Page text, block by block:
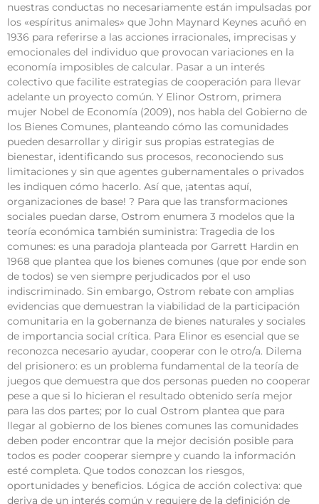
nuestras conductas no necesariamente están impulsadas por
los «espíritus animales» que John Maynard Keynes acuñó en
1936 para referirse a las acciones irracionales, imprecisas y
emocionales del individuo que provocan variaciones en la
economía imposibles de calcular. Pasar a un interés
colectivo que facilite estrategias de cooperación para llevar
adelante un proyecto común. Y Elinor Ostrom, primera
mujer Nobel de Economía (2009), nos habla del Gobierno de
los Bienes Comunes, planteando cómo las comunidades
pueden desarrollar y dirigir sus propias estrategias de
bienestar, identificando sus procesos, reconociendo sus
limitaciones y sin que agentes gubernamentales o privados
les indiquen cómo hacerlo. Así que, ¡atentas aquí,
organizaciones de base! ? Para que las transformaciones
sociales puedan darse, Ostrom enumera 3 modelos que la
teoría económica también suministra: Tragedia de los
comunes: es una paradoja planteada por Garrett Hardin en
1968 que plantea que los bienes comunes (que por ende son
de todos) se ven siempre perjudicados por el uso
indiscriminado. Sin embargo, Ostrom rebate con amplias
evidencias que demuestran la viabilidad de la participación
comunitaria en la gobernanza de bienes naturales y sociales
de importancia social crítica. Para Elinor es esencial que se
reconozca necesario ayudar, cooperar con le otro/a. Dilema
del prisionero: es un problema fundamental de la teoría de
juegos que demuestra que dos personas pueden no cooperar
pese a que si lo hicieran el resultado obtenido sería mejor
para las dos partes; por lo cual Ostrom plantea que para
llegar al gobierno de los bienes comunes las comunidades
deben poder encontrar que la mejor decisión posible para
todos es poder cooperar siempre y cuando la información
esté completa. Que todos conozcan los riesgos,
oportunidades y beneficios. Lógica de acción colectiva: que
deriva de un interés común y requiere de la definición de